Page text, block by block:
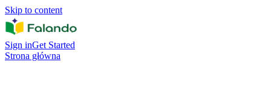
Skip to content
Sign inGet Started
Strona główna